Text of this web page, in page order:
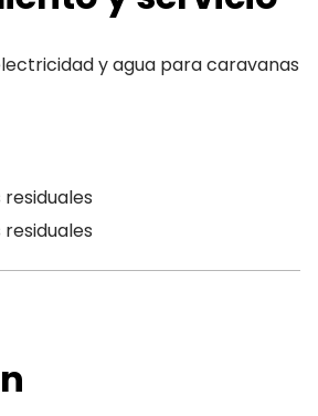
y agua para caravanas
residuales
residuales